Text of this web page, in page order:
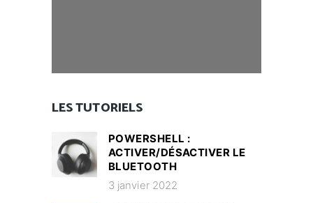
LES TUTORIELS
POWERSHELL :
ACTIVER/DÉSACTIVER LE
BLUETOOTH
3 janvier 2022